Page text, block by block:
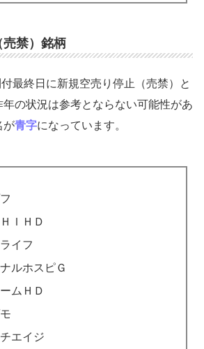
売禁）銘柄
最終日に新規空売り停止（売禁）と
の状況は参考とならない可能性があ
が青字になっています。
ＩＨＤ
イフ
ルホスピＧ
ムＨＤ
エイジ